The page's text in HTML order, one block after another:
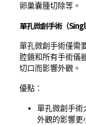
卵巢囊腫切除等。
單孔微創手術（
單孔微創手術僅需
腔鏡和所有手術儀
切口而影響外觀。
優點：
單孔微創手術
外觀的影響更